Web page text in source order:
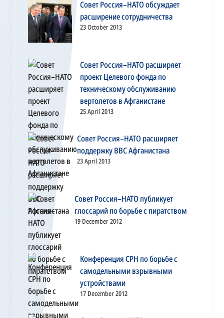
Совет Россия–НАТО обсуждает
расширение сотрудничества
23 October 2013
Совет Россия–НАТО расширяет
проект Целевого фонда по
техническому обслуживанию
вертолетов в Афганистане
25 April 2013
Совет Россия–НАТО расширяет
поддержку ВВС Афганистана
23 April 2013
Совет Россия–НАТО публикует
глоссарий по борьбе с пиратством
19 December 2012
Конференция СРН по борьбе с
самодельными взрывными
устройствами
17 December 2012